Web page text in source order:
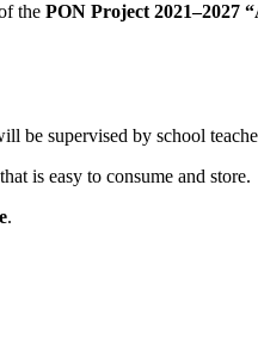
the PON Project 2021–2027
be supervised by school
is easy to consume and store.
.